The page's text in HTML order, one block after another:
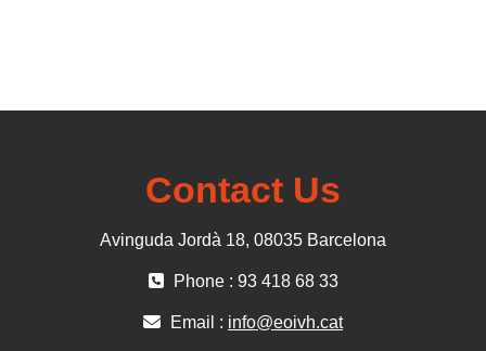
Contact Us
Avinguda Jordà 18, 08035 Barcelona
Phone : 93 418 68 33
Email : info@eoivh.cat